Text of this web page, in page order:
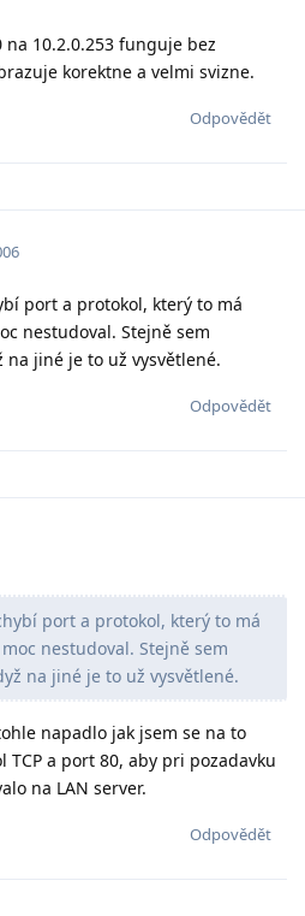
10.2.0.253 funguje bez
korektne a velmi svizne.
Odpovědět
port a protokol, který to má
nestudoval. Stejně sem
jiné je to už vysvětlené.
Odpovědět
port a protokol, který to má
nestudoval. Stejně sem
na jiné je to už vysvětlené.
napadlo jak jsem se na to
a port 80, aby pri pozadavku
na LAN server.
Odpovědět